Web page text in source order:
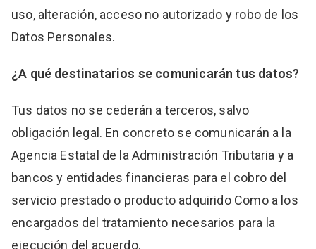
uso, alteración, acceso no autorizado y robo de los
Datos Personales.
¿A qué destinatarios se comunicarán tus datos?
Tus datos no se cederán a terceros, salvo
obligación legal. En concreto se comunicarán a la
Agencia Estatal de la Administración Tributaria y a
bancos y entidades financieras para el cobro del
servicio prestado o producto adquirido Como a los
encargados del tratamiento necesarios para la
ejecución del acuerdo.